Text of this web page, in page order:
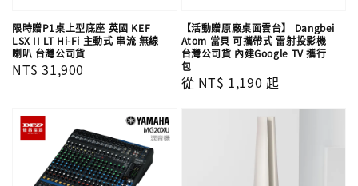
限時贈P1桌上型底座 英國 KEF
LSX II LT Hi-Fi 主動式 串流 無線
喇叭 台灣公司貨
Regular
NT$ 31,900
【活動贈原廠桌面雲台】 Dangbei
Atom 當貝 可攜帶式 雷射投影機
台灣公司貨 內建Google TV 攜行
包
Regular
從 NT$ 1,190 起